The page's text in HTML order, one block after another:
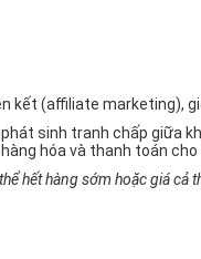
kết (affiliate marketing),
sinh tranh chấp giữa
hóa và thanh toán
hết hàng sớm hoặc giá